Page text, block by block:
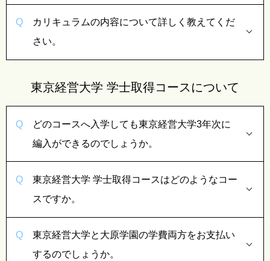
カリキュラムの内容について詳しく教えてくだ
さい。
東京経営大学 学士取得コースについて
どのコースへ入学しても東京経営大学3年次に
編入ができるのでしょうか。
東京経営大学 学士取得コースはどのようなコー
スですか。
東京経営大学と大原学園の学費両方をお支払い
するのでしょうか。